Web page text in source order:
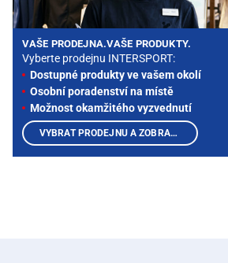
VAŠE PRODEJNA.VAŠE PRODUKTY.
Vyberte prodejnu INTERSPORT:
Dostupné produkty ve vašem okolí
Osobní poradenství na místě
Možnost okamžitého vyzvednutí
VYBRAT PRODEJNU A ZOBRAZIT PRODUKTY